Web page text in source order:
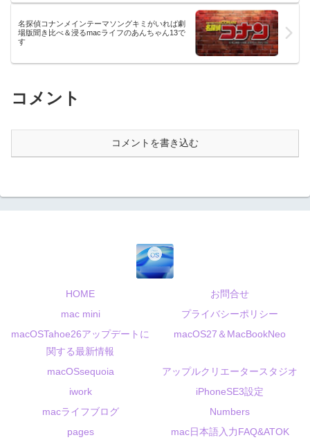
名探偵コナンメインテーマソングキミがいれば劇
場版聞き比べ＆浸るmacライフのあんちゃん13で
す
コメント
コメントを書き込む
HOME
お問合せ
mac mini
プライバシーポリシー
macOSTahoe26アップデートに
関する最新情報
macOS27＆MacBookNeo
macOSsequoia
アップルクリエータースタジオ
iwork
iPhoneSE3設定
macライフブログ
Numbers
pages
mac日本語入力FAQ&ATOK